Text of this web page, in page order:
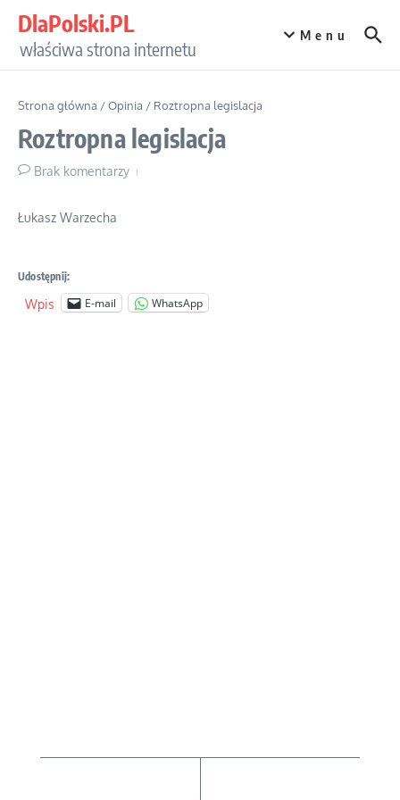
DlaPolski.PL
właściwa strona internetu
Menu
Strona główna /Opinia / Roztropna legislacja
Roztropna legislacja
Brak komentarzy
Łukasz Warzecha
Udostępnij:
Wpis E-mail WhatsApp